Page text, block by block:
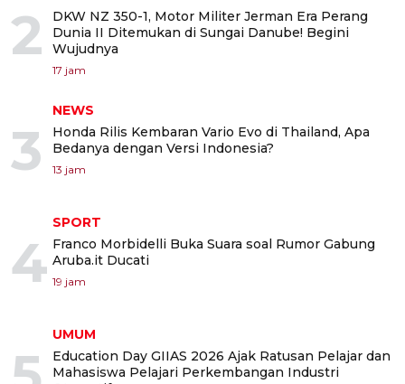
2
DKW NZ 350-1, Motor Militer Jerman Era Perang
Dunia II Ditemukan di Sungai Danube! Begini
Wujudnya
17 jam
3
NEWS
Honda Rilis Kembaran Vario Evo di Thailand, Apa
Bedanya dengan Versi Indonesia?
13 jam
4
SPORT
Franco Morbidelli Buka Suara soal Rumor Gabung
Aruba.it Ducati
19 jam
UMUM
Education Day GIIAS 2026 Ajak Ratusan Pelajar dan
Mahasiswa Pelajari Perkembangan Industri